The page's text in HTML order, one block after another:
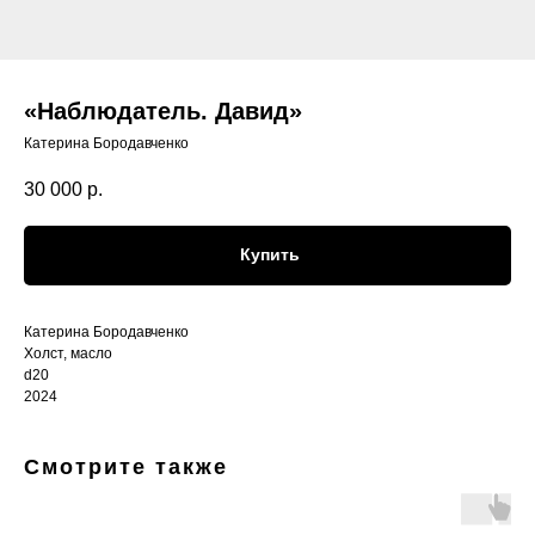
«Наблюдатель. Давид»
Катерина Бородавченко
30 000 р.
Купить
Катерина Бородавченко
Холст, масло
d20
2024
Смотрите также